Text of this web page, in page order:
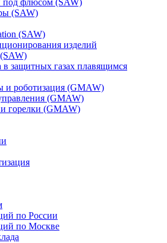
под флюсом (SAW)
(SAW)
(SAW)
изделий
в защитных газах плавящимся
и роботизация (GMAW)
(GMAW)
горелки (GMAW)
по России
по Москве